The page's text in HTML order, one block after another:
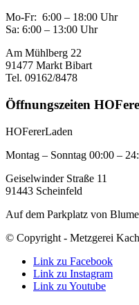
Mo-Fr: 6:00 – 18:00 Uhr
Sa: 6:00 – 13:00 Uhr
Am Mühlberg 22
91477 Markt Bibart
Tel. 09162/8478
Öffnungszeiten
HOFererLaden
Montag – Sonntag 00:00 –
Geiselwinder Straße 11
91443 Scheinfeld
Auf dem Parkplatz von
© Copyright - Metzgerei
Link zu Facebook
Link zu Instagram
Link zu Youtube